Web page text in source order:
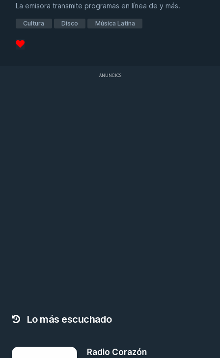
La emisora transmite programas en línea de y más.
Cultura Disco Música Latina
ANUNCIOS
Lo más escuchado
Radio Corazón